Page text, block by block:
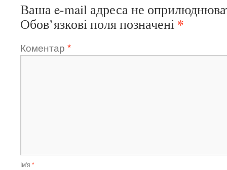
Ваша e-mail адреса не
Обов’язкові поля позначені *
Коментар *
Ім'я *